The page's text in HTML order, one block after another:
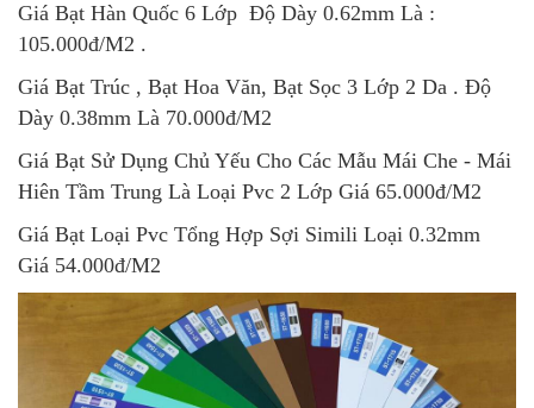
Giá Bạt Hàn Quốc 6 Lớp Độ Dày 0.62mm Là :
105.000đ/M2 .
Giá Bạt Trúc , Bạt Hoa Văn, Bạt Sọc 3 Lớp 2 Da . Độ
Dày 0.38mm Là 70.000đ/M2
Giá Bạt Sử Dụng Chủ Yếu Cho Các Mẫu Mái Che - Mái
Hiên Tầm Trung Là Loại Pvc 2 Lớp Giá 65.000đ/M2
Giá Bạt Loại Pvc Tổng Hợp Sợi Simili Loại 0.32mm
Giá 54.000đ/M2